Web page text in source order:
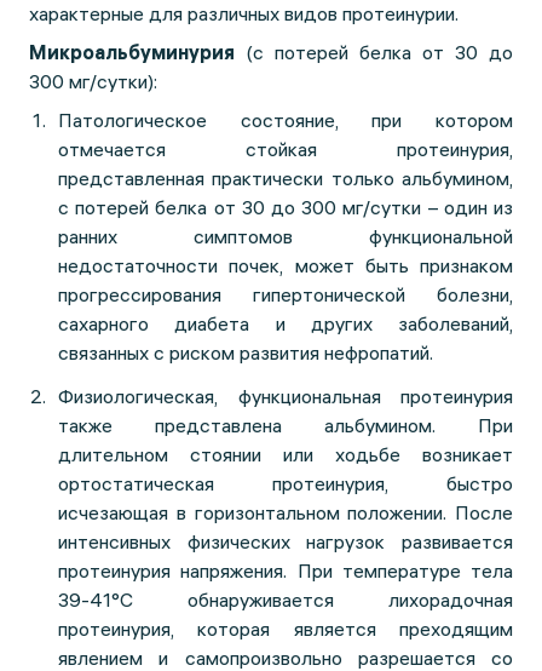
характерные для различных видов протеинурии.
Микроальбуминурия (с потерей белка от 30 до
300 мг/сутки):
Патологическое состояние, при котором
отмечается стойкая протеинурия,
представленная практически только альбумином,
с потерей белка от 30 до 300 мг/сутки – один из
ранних симптомов функциональной
недостаточности почек, может быть признаком
прогрессирования гипертонической болезни,
сахарного диабета и других заболеваний,
связанных с риском развития нефропатий.
Физиологическая, функциональная протеинурия
также представлена альбумином. При
длительном стоянии или ходьбе возникает
ортостатическая протеинурия, быстро
исчезающая в горизонтальном положении. После
интенсивных физических нагрузок развивается
протеинурия напряжения. При температуре тела
39-41°С обнаруживается лихорадочная
протеинурия, которая является преходящим
явлением и самопроизвольно разрешается со